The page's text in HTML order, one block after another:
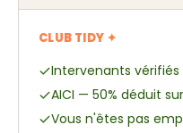
CLUB TIDY ✦
Intervenants vérifiés
AICI — 50% déduit
Vous n'êtes pas